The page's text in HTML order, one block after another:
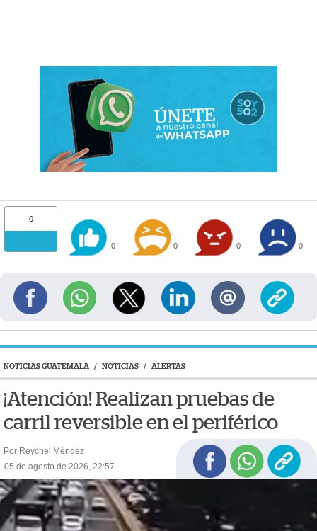
0
0 0 0 0
NOTICIAS GUATEMALA / NOTICIAS / ALERTAS
¡Atención! Realizan pruebas de
carril reversible en el periférico
Por Reychel Méndez
05 de agosto de 2026, 22:57